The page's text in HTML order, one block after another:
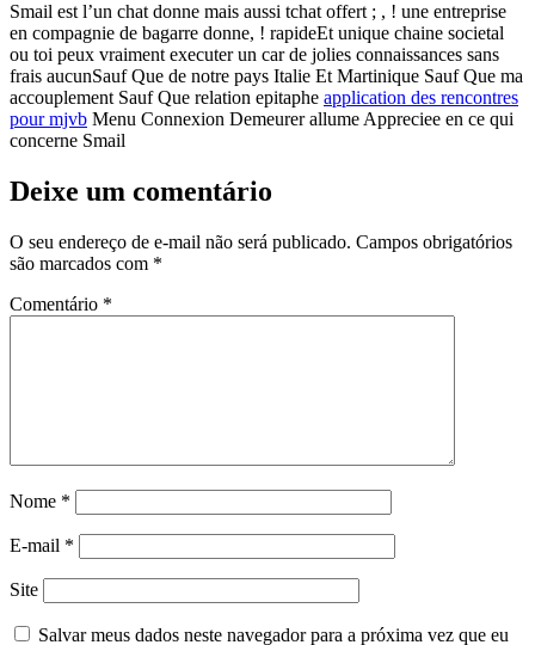
Smail est l’un chat donne mais aussi tchat offert ; , ! une entreprise
en compagnie de bagarre donne, ! rapideEt unique chaine societal
ou toi peux vraiment executer un car de jolies connaissances sans
frais aucunSauf Que de notre pays Italie Et Martinique Sauf Que ma
accouplement Sauf Que relation epitaphe application des rencontres
pour mjvb Menu Connexion Demeurer allume Appreciee en ce qui
concerne Smail
Deixe um comentário
O seu endereço de e-mail não será publicado. Campos obrigatórios
são marcados com *
Comentário *
Nome *
E-mail *
Site
Salvar meus dados neste navegador para a próxima vez que eu